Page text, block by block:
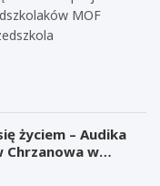
MOF
życiem – Audika
Chrzanowa w